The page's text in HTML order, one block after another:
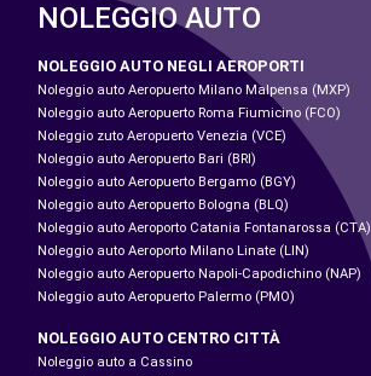
NOLEGGIO AUTO
NOLEGGIO AUTO NEGLI AEROPORTI
Noleggio auto Aeropuerto Milano Malpensa (MXP)
Noleggio auto Aeropuerto Roma Fiumicino (FCO)
Noleggio zuto Aeropuerto Venezia (VCE)
Noleggio auto Aeropuerto Bari (BRI)
Noleggio auto Aeropuerto Bergamo (BGY)
Noleggio auto Aeropuerto Bologna (BLQ)
Noleggio auto Aeroporto Catania Fontanarossa (CTA)
Noleggio auto Aeroporto Milano Linate (LIN)
Noleggio auto Aeropuerto Napoli-Capodichino (NAP)
Noleggio auto Aeropuerto Palermo (PMO)
NOLEGGIO AUTO CENTRO CITTÀ
Noleggio auto a Cassino